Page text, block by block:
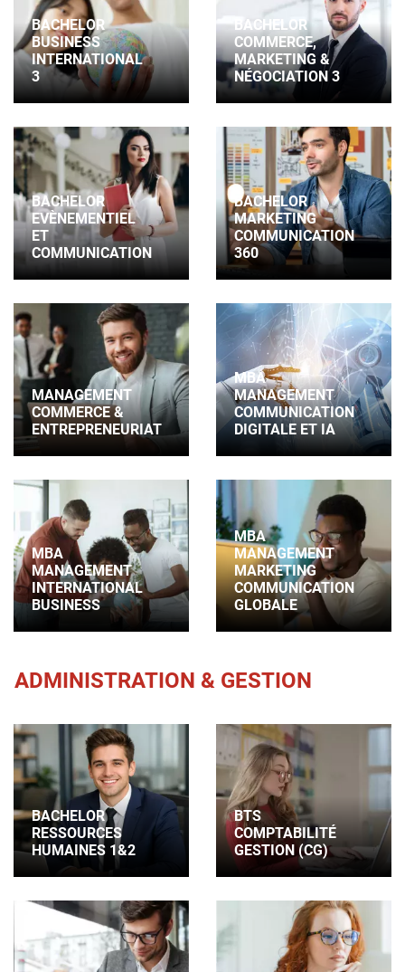
BACHELOR
BUSINESS
INTERNATIONAL
3
BACHELOR
COMMERCE,
MARKETING &
NÉGOCIATION 3
BACHELOR
EVÈNEMENTIEL
ET
COMMUNICATION
BACHELOR
MARKETING
COMMUNICATION
360
MANAGEMENT
COMMERCE &
ENTREPRENEURIAT
MBA
MANAGEMENT
COMMUNICATION
DIGITALE ET IA
MBA
MANAGEMENT
INTERNATIONAL
BUSINESS
MBA
MANAGEMENT
MARKETING
COMMUNICATION
GLOBALE
ADMINISTRATION & GESTION
BACHELOR
RESSOURCES
HUMAINES 1&2
BTS
COMPTABILITÉ
GESTION (CG)